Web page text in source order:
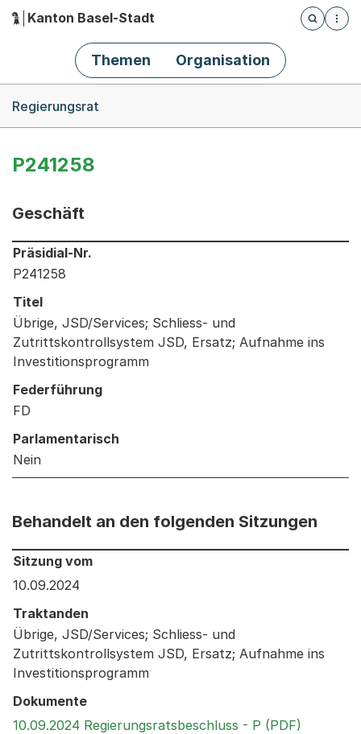
Hauptnavigation
Kanton Basel-Stadt
Öffnet
Themen Organisation
Regierungsrat
P241258
Geschäft
Informationen zum Ausgewählten Geschäft
Präsidial-Nr.
P241258
Titel
Übrige, JSD/Services; Schliess- und
Zutrittskontrollsystem JSD, Ersatz; Aufnahme ins
Investitionsprogramm
Federführung
FD
Parlamentarisch
Nein
Behandelt an den folgenden Sitzungen
Behandelt an den folgenden Sitzungen: Informationen
Sitzung vom
10.09.2024
Traktanden
Übrige, JSD/Services; Schliess- und
Zutrittskontrollsystem JSD, Ersatz; Aufnahme ins
Investitionsprogramm
Dokumente
10.09.2024 Regierungsratsbeschluss - P (PDF)